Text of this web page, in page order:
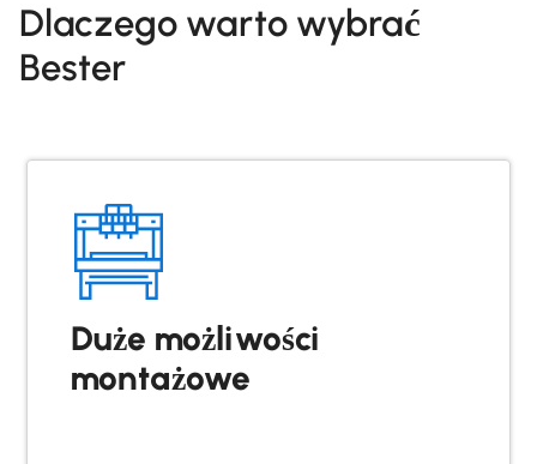
Dlaczego warto wybrać
Bester
Duże możliwości
montażowe